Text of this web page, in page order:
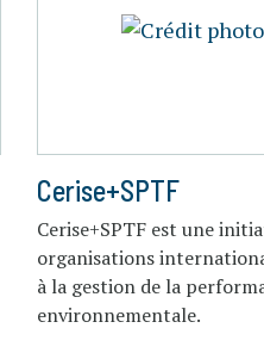
Cerise+SPTF
Cerise+SPTF est une
organisations
à la gestion de la
environnementale.